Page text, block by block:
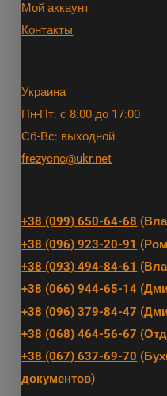
Мой аккаунт
Контакты
Украина
Пн-Пт: с 8:00 до 17:00
Сб-Вс: выходной
frezycnc@ukr.net
+38 (099) 650-64-68
+38 (096) 923-20-91
+38 (093) 494-84-61
+38 (066) 944-65-14
+38 (096) 379-84-47
+38 (068) 464-56-67
+38 (067) 637-69-70
документов)